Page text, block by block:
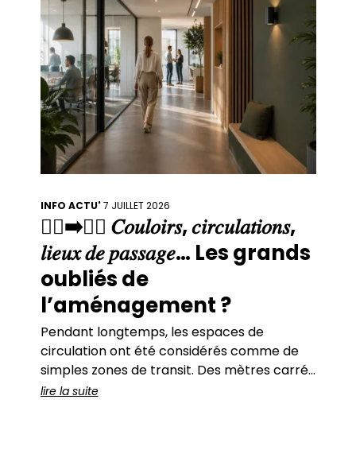
INFO ACTU'7 JUILLET 2026
🚶‍♀️➡️🚶‍♂️ 𝐶𝑜𝑢𝑙𝑜𝑖𝑟𝑠, 𝑐𝑖𝑟𝑐𝑢𝑙𝑎𝑡𝑖𝑜𝑛𝑠,
𝑙𝑖𝑒𝑢𝑥 𝑑𝑒 𝑝𝑎𝑠𝑠𝑎𝑔𝑒… Les grands
oubliés de
l’aménagement ?
Pendant longtemps, les espaces de
circulation ont été considérés comme de
simples zones de transit. Des mètres carrés
« perdus ».Des espaces fonctionnels.Des
lire la suite